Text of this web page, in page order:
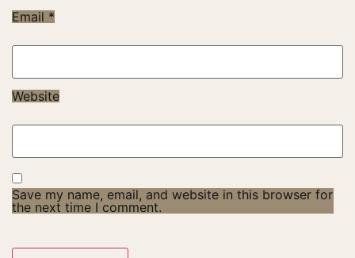
Email *
Website
Save my name, email, and website in this browser for
the next time I comment.